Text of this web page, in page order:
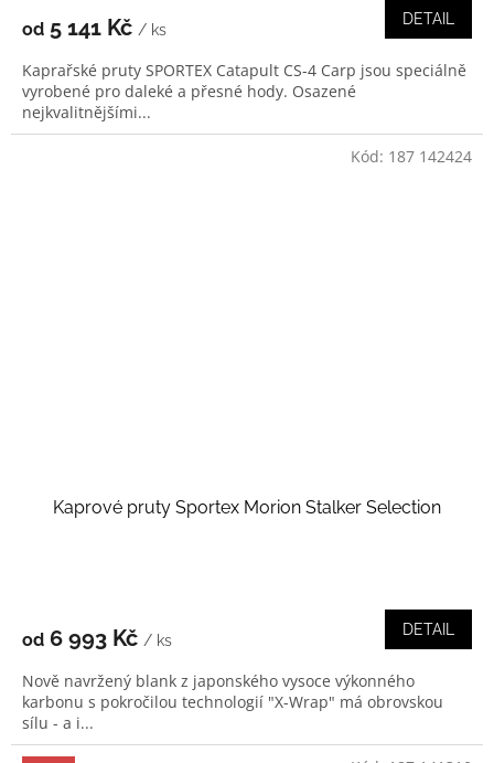
od 5 141 Kč / ks
DETAIL
Kaprařské pruty SPORTEX Catapult CS-4 Carp jsou speciálně
vyrobené pro daleké a přesné hody. Osazené
nejkvalitnějšími...
Kaprové pruty Sportex Morion Stalker Selection
od 6 993 Kč / ks
DETAIL
Nově navržený blank z japonského vysoce výkonného
karbonu s pokročilou technologií "X-Wrap" má obrovskou
sílu - a i...
Kód: 187 142424